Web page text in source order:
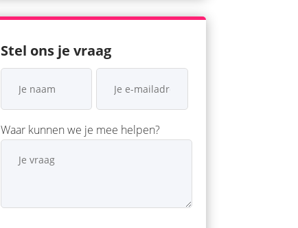
Stel ons je vraag
Waar kunnen we je mee helpen?